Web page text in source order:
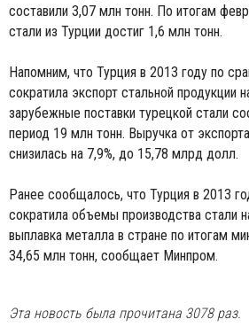
составили 3,07 млн тонн. По итогам
стали из Турции достиг 1,6 млн тонн.
Напомним, что Турция в 2013 году по
сократила экспорт стальной продукции
зарубежные поставки турецкой стали
период 19 млн тонн. Выручка от
снизилась на 7,9%, до 15,78 млрд долл.
Ранее сообщалось, что Турция в 2013
сократила объемы производства стали
выплавка металла в стране по итогам
34,65 млн тонн, сообщает Минпром.
Эта новость была прочитана 3078 раз.